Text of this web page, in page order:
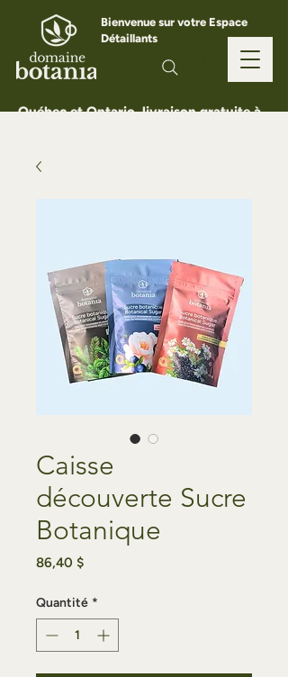
Bienvenue sur votre Espace
Détaillants
Québec et Ontario, livraison gratuite à
Caisse
découverte Sucre
Botanique
86,40 $Prix
Quantité *